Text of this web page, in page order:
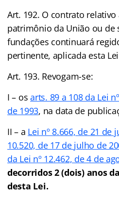
Art. 192. O contrato
patrimônio da União ou de
fundações continuará
pertinente, aplicada esta
Art. 193. Revogam-se:
I – osarts. 89 a 108 da Lei
de 1993, na data de
II – a Lei nº 8.666, de 21 de
10.520, de 17 de julho de
da Lei nº 12.462, de 4 de
decorridos 2 (dois) anos
desta Lei.